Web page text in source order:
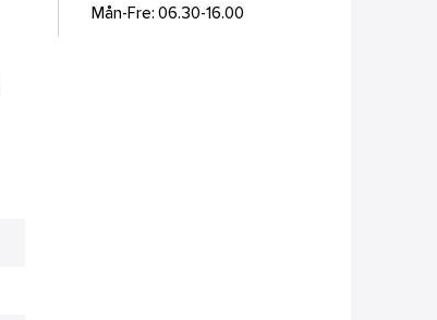
Mån-Fre: 06.30-16.00